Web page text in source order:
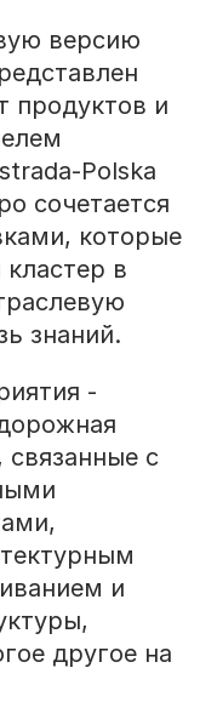
версию
продуктов и
Polska
сочетается
которые
в
знаний.
-
с
и
другое на